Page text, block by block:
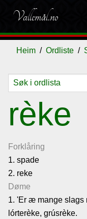
Vallemål.no
Heim Ordliste
rèke
Forklåring
1. spade
2. reke
Døme
1. 'Er æ mange slags
lórterèke, grúsrèke.
Ordliste
Om
vallemålet
Gjestebok
Nyhende